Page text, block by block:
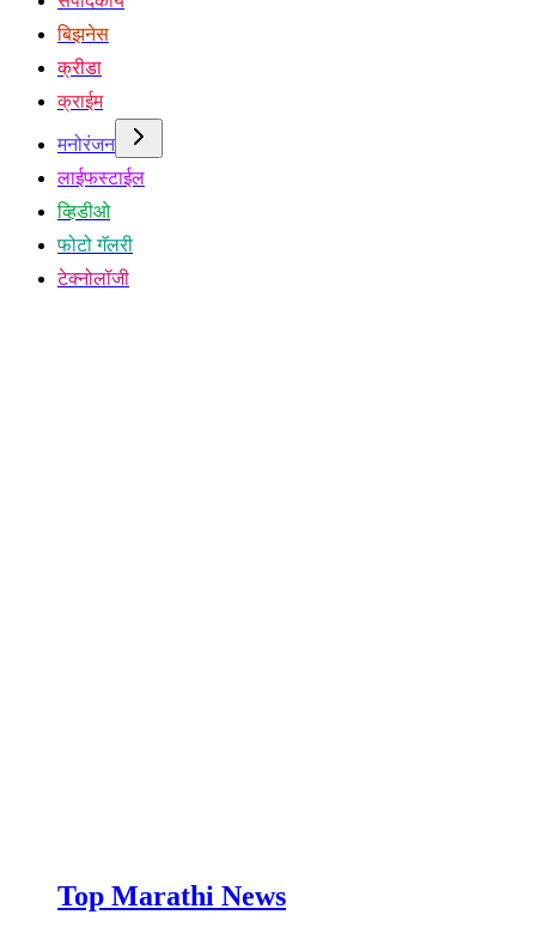
बिझनेस
क्रीडा
क्राईम
मनोरंजन
लाईफस्टाईल
व्हिडीओ
फोटो गॅलरी
टेक्नोलॉजी
Top Marathi News